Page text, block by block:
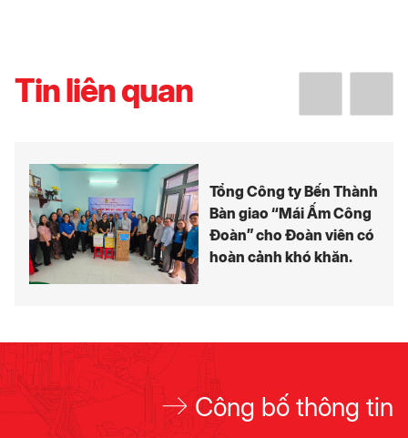
Tin liên quan
Tổng Công ty Bến Thành
Bàn giao “Mái Ấm Công
Đoàn” cho Đoàn viên có
hoàn cảnh khó khăn.
Công bố thông tin